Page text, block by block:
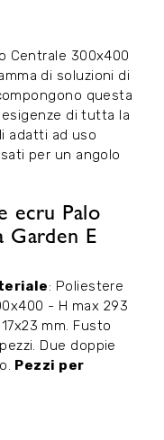
Centrale 300x400
di soluzioni di
questa
di tutta la
adatti ad uso
per un angolo
ecru Palo
Garden E
: Poliestere
- H max 293
mm. Fusto
Due doppie
Pezzi per